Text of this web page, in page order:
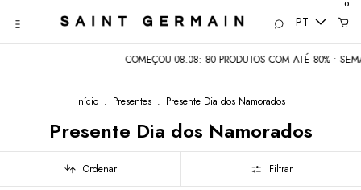
PT
0
COMEÇOU 08.08: 80 PRODUTOS COM ATÉ 80% •
Início . Presentes . Presente Dia dos Namorados
Presente Dia dos Namorados
Ordenar Filtrar